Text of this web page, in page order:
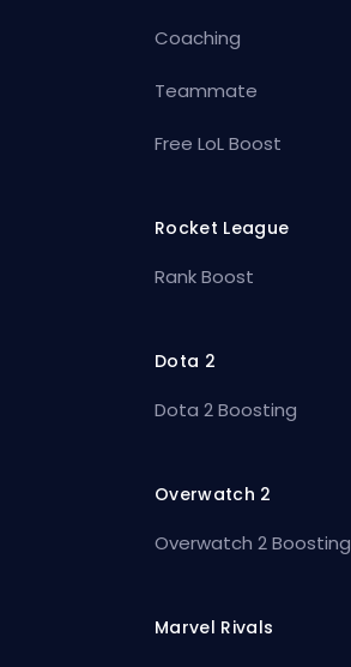
Coaching
Teammate
Free LoL Boost
Rocket League
Rank Boost
Dota 2
Dota 2 Boosting
Overwatch 2
Overwatch 2 Boosting
Marvel Rivals